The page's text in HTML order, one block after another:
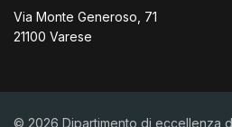
Via Monte Generoso, 71
21100 Varese
© 2026 Dipartimento di eccellenza